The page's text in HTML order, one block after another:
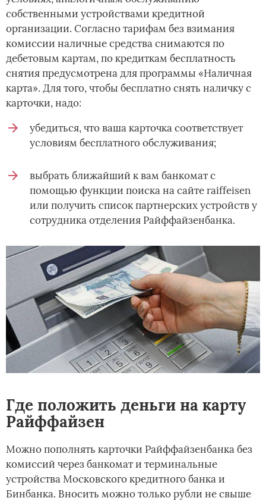
собственными устройствами кредитной
организации. Согласно тарифам без взимания
комиссии наличные средства снимаются по
дебетовым картам, по кредиткам бесплатность
снятия предусмотрена для программы «Наличная
карта». Для того, чтобы бесплатно снять наличку с
карточки, надо:
убедиться, что ваша карточка соответствует
условиям бесплатного обслуживания;
выбрать ближайший к вам банкомат с
помощью функции поиска на сайте raiffeisen
или получить список партнерских устройств у
сотрудника отделения Райффайзенбанка.
Где положить деньги на карту
Райффайзен
Можно пополнять карточки Райффайзенбанка без
комиссий через банкомат и терминальные
устройства Московского кредитного банка и
Бинбанка. Вносить можно только рубли не свыше